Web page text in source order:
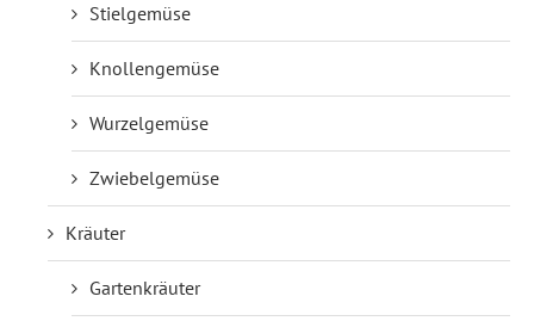
Stielgemüse
Knollengemüse
Wurzelgemüse
Zwiebelgemüse
Kräuter
Gartenkräuter